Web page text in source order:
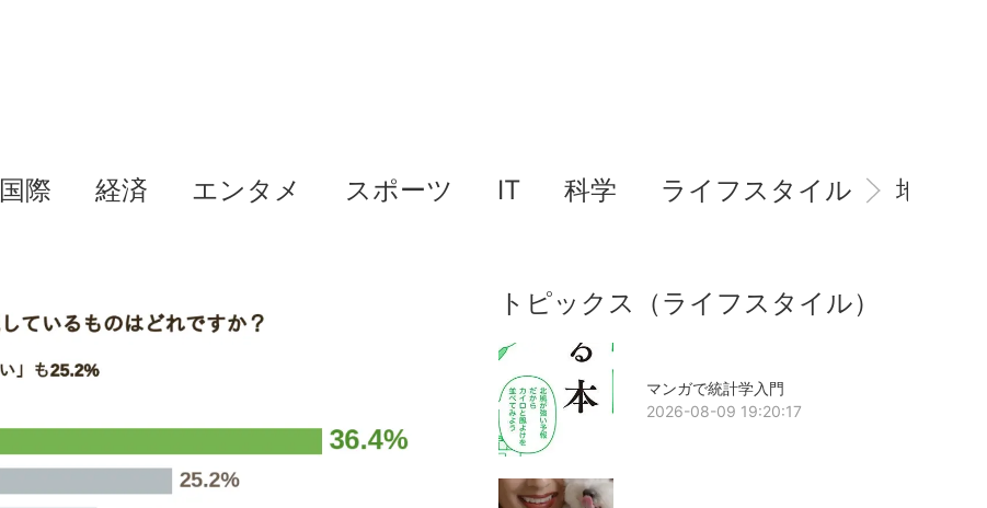
国際 経済 エンタメ スポーツ IT 科学 ライフスタイル 地域情
トピックス（ライフスタイル）
マンガで統計学入門
2026-08-09 19:20:17